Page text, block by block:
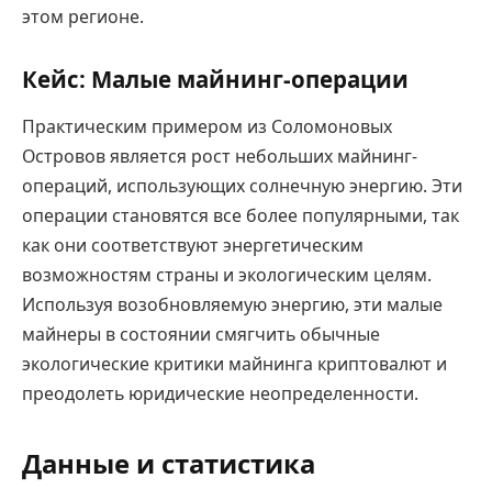
этом регионе.
Кейс: Малые майнинг-операции
Практическим примером из Соломоновых
Островов является рост небольших майнинг-
операций, использующих солнечную энергию. Эти
операции становятся все более популярными, так
как они соответствуют энергетическим
возможностям страны и экологическим целям.
Используя возобновляемую энергию, эти малые
майнеры в состоянии смягчить обычные
экологические критики майнинга криптовалют и
преодолеть юридические неопределенности.
Данные и статистика